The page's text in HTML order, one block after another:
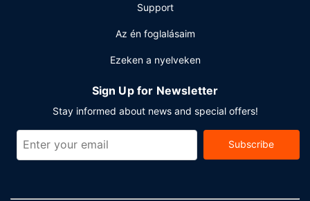
Support
Az én foglalásaim
Ezeken a nyelveken
Sign Up for Newsletter
Stay informed about news and special offers!
Subscribe